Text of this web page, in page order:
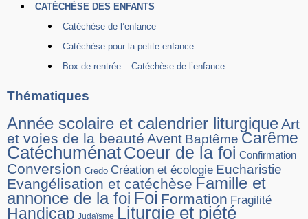
CATÉCHÈSE DES ENFANTS
Catéchèse de l’enfance
Catéchèse pour la petite enfance
Box de rentrée – Catéchèse de l’enfance
Thématiques
Année scolaire et calendrier liturgiqueArt
et voies de la beauté Avent Baptême Carême
CatéchuménatCoeur de la foi Confirmation
Conversion Credo Création et écologie Eucharistie
Evangélisation et catéchèse Famille et
annonce de la foi Foi Formation Fragilité
Handicap Judaïsme Liturgie et piété